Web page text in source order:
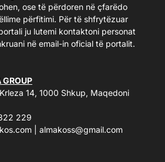
ose të përdoren në çfarëdo
përfitimi. Për të shfrytëzuar
ju lutemi kontaktoni personat
në email-in oficial të portalit.
14, 1000 Shkup, Maqedoni
229
almakoss@gmail.com